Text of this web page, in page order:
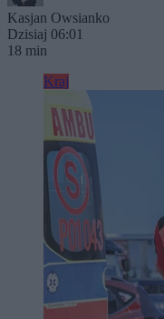
Kasjan Owsianko
Dzisiaj 06:01
18 min
Kraj